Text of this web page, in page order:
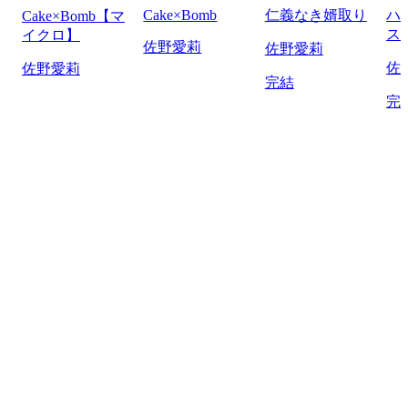
Cake×Bomb【マ
イクロ】
佐野愛莉
Cake×Bomb
佐野愛莉
仁義なき婿取り
佐野愛莉
完結
ハ
ス
佐
完